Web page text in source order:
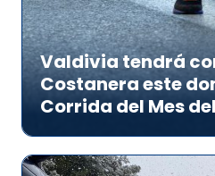
Valdivia tendrá
Costanera este
Corrida del Mes